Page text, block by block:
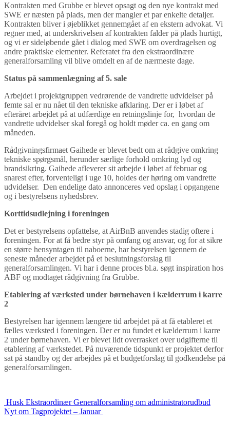
Kontrakten med Grubbe er blevet opsagt og den nye kontrakt med
SWE er næsten på plads, men der mangler et par enkelte detaljer.
Kontrakten bliver i øjeblikket gennemgået af en ekstern advokat. Vi
regner med, at underskrivelsen af kontrakten falder på plads hurtigt,
og vi er sideløbende gået i dialog med SWE om overdragelsen og
andre praktiske elementer. Referatet fra den ekstraordinære
generalforsamling vil blive omdelt en af de nærmeste dage.
Status på sammenlægning af 5. sale
Arbejdet i projektgruppen vedrørende de vandrette udvidelser på
femte sal er nu nået til den tekniske afklaring. Der er i løbet af
efteråret arbejdet på at udfærdige en retningslinje for, hvordan de
vandrette udvidelser skal foregå og holdt møder ca. en gang om
måneden.
Rådgivningsfirmaet Gaihede er blevet bedt om at rådgive omkring
tekniske spørgsmål, herunder særlige forhold omkring lyd og
brandsikring. Gaihede afleverer sit arbejde i løbet af februar og
snarest efter, forventeligt i uge 10, holdes der høring om vandrette
udvidelser. Den endelige dato annonceres ved opslag i opgangene
og i bestyrelsens nyhedsbrev.
Korttidsudlejning i foreningen
Det er bestyrelsens opfattelse, at AirBnB anvendes stadig oftere i
foreningen. For at få bedre styr på omfang og ansvar, og for at sikre
en større hensyntagen til naboerne, har bestyrelsen igennem de
seneste måneder arbejdet på et beslutningsforslag til
generalforsamlingen. Vi har i denne proces bl.a. søgt inspiration hos
ABF og modtaget rådgivning fra Grubbe.
Etablering af værksted under børnehaven i kælderrum i karre
2
Bestyrelsen har igennem længere tid arbejdet på at få etableret et
fælles værksted i foreningen. Der er nu fundet et kælderrum i karre
2 under børnehaven. Vi er blevet lidt overrasket over udgifterne til
etablering af værkstedet. På nuværende tidspunkt er projektet derfor
sat på standby og der arbejdes på et budgetforslag til godkendelse på
generalforsamlingen.
Indlægs
navigation
Husk Ekstraordinær Generalforsamling om administratorudbud
Nyt om Tagprojektet – Januar